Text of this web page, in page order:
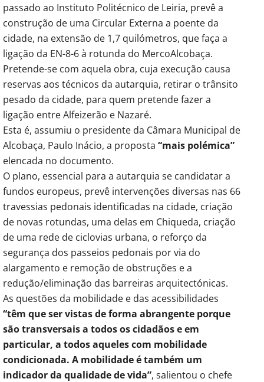
passado ao Instituto Politécnico de Leiria, prevê a
construção de uma Circular Externa a poente da
cidade, na extensão de 1,7 quilómetros, que faça a
ligação da EN-8-6 à rotunda do MercoAlcobaça.
Pretende-se com aquela obra, cuja execução causa
reservas aos técnicos da autarquia, retirar o trânsito
pesado da cidade, para quem pretende fazer a
ligação entre Alfeizerão e Nazaré.
Esta é, assumiu o presidente da Câmara Municipal de
Alcobaça, Paulo Inácio, a proposta “mais polémica”
elencada no documento.
O plano, essencial para a autarquia se candidatar a
fundos europeus, prevê intervenções diversas nas 66
travessias pedonais identificadas na cidade, criação
de novas rotundas, uma delas em Chiqueda, criação
de uma rede de ciclovias urbana, o reforço da
segurança dos passeios pedonais por via do
alargamento e remoção de obstruções e a
redução/eliminação das barreiras arquitectónicas.
As questões da mobilidade e das acessibilidades
“têm que ser vistas de forma abrangente porque
são transversais a todos os cidadãos e em
particular, a todos aqueles com mobilidade
condicionada. A mobilidade é também um
indicador da qualidade de vida”, salientou o chefe